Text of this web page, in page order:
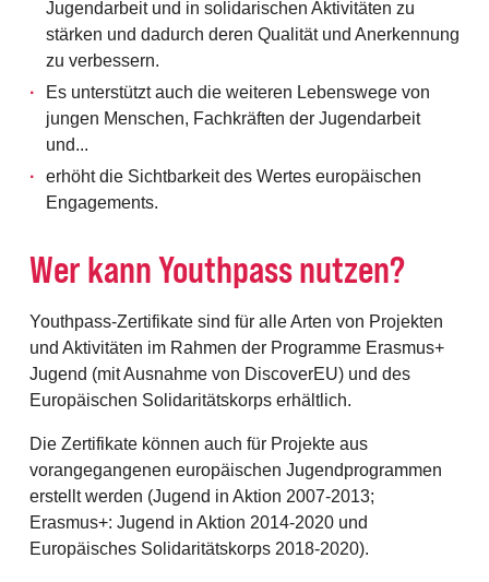
Jugendarbeit und in solidarischen Aktivitäten zu
stärken und dadurch deren Qualität und Anerkennung
zu verbessern.
Es unterstützt auch die weiteren Lebenswege von
jungen Menschen, Fachkräften der Jugendarbeit
und...
erhöht die Sichtbarkeit des Wertes europäischen
Engagements.
Wer kann Youthpass nutzen?
Youthpass-Zertifikate sind für alle Arten von Projekten
und Aktivitäten im Rahmen der Programme Erasmus+
Jugend (mit Ausnahme von DiscoverEU) und des
Europäischen Solidaritätskorps erhältlich.
Die Zertifikate können auch für Projekte aus
vorangegangenen europäischen Jugendprogrammen
erstellt werden (Jugend in Aktion 2007-2013;
Erasmus+: Jugend in Aktion 2014-2020 und
Europäisches Solidaritätskorps 2018-2020).